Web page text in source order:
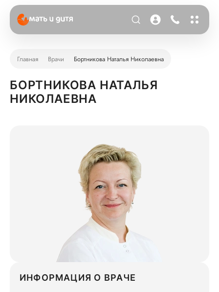
Главная Врачи Бортникова Наталья Николаевна
БОРТНИКОВА НАТАЛЬЯ
НИКОЛАЕВНА
ИНФОРМАЦИЯ О ВРАЧЕ